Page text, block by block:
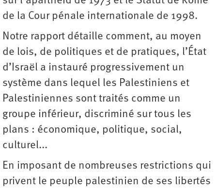
de la Cour pénale internationale de 1998.
Notre rapport détaille comment, au moyen
de lois, de politiques et de pratiques, l’État
d’Israël a instauré progressivement un
système dans lequel les Palestiniens et
Palestiniennes sont traités comme un
groupe inférieur, discriminé sur tous les
plans : économique, politique, social,
culturel...
En imposant de nombreuses restrictions qui
privent le peuple palestinien de ses libertés